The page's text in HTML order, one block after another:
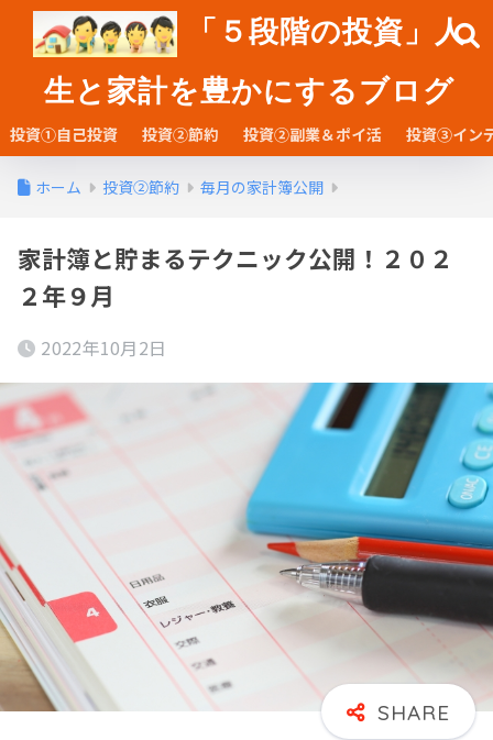
「５段階の投資」人
生と家計を豊かにするブログ
投資①自己投資 投資②節約 投資②副業＆ポイ活 投資③イン
ホーム 投資②節約 毎月の家計簿公開
家計簿と貯まるテクニック公開！２０２
２年９月
2022年10月2日